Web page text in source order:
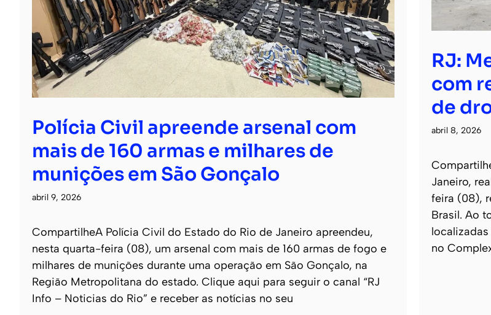
Polícia Civil apreende arsenal com
mais de 160 armas e milhares de
munições em São Gonçalo
abril 9, 2026
CompartilheA Polícia Civil do Estado do Rio de Janeiro apreendeu,
nesta quarta-feira (08), um arsenal com mais de 160 armas de fogo e
milhares de munições durante uma operação em São Gonçalo, na
Região Metropolitana do estado. Clique aqui para seguir o canal “RJ
Info – Noticias do Rio” e receber as notícias no seu
RJ:
com
de
abril 8, 2026
Janeiro,
feira (08),
Brasil. Ao
no